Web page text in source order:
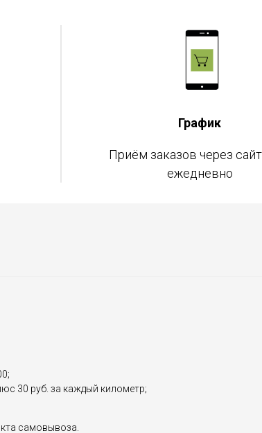
График
Приём заказов через
ежедневно
30 руб. за каждый километр;
самовывоза.